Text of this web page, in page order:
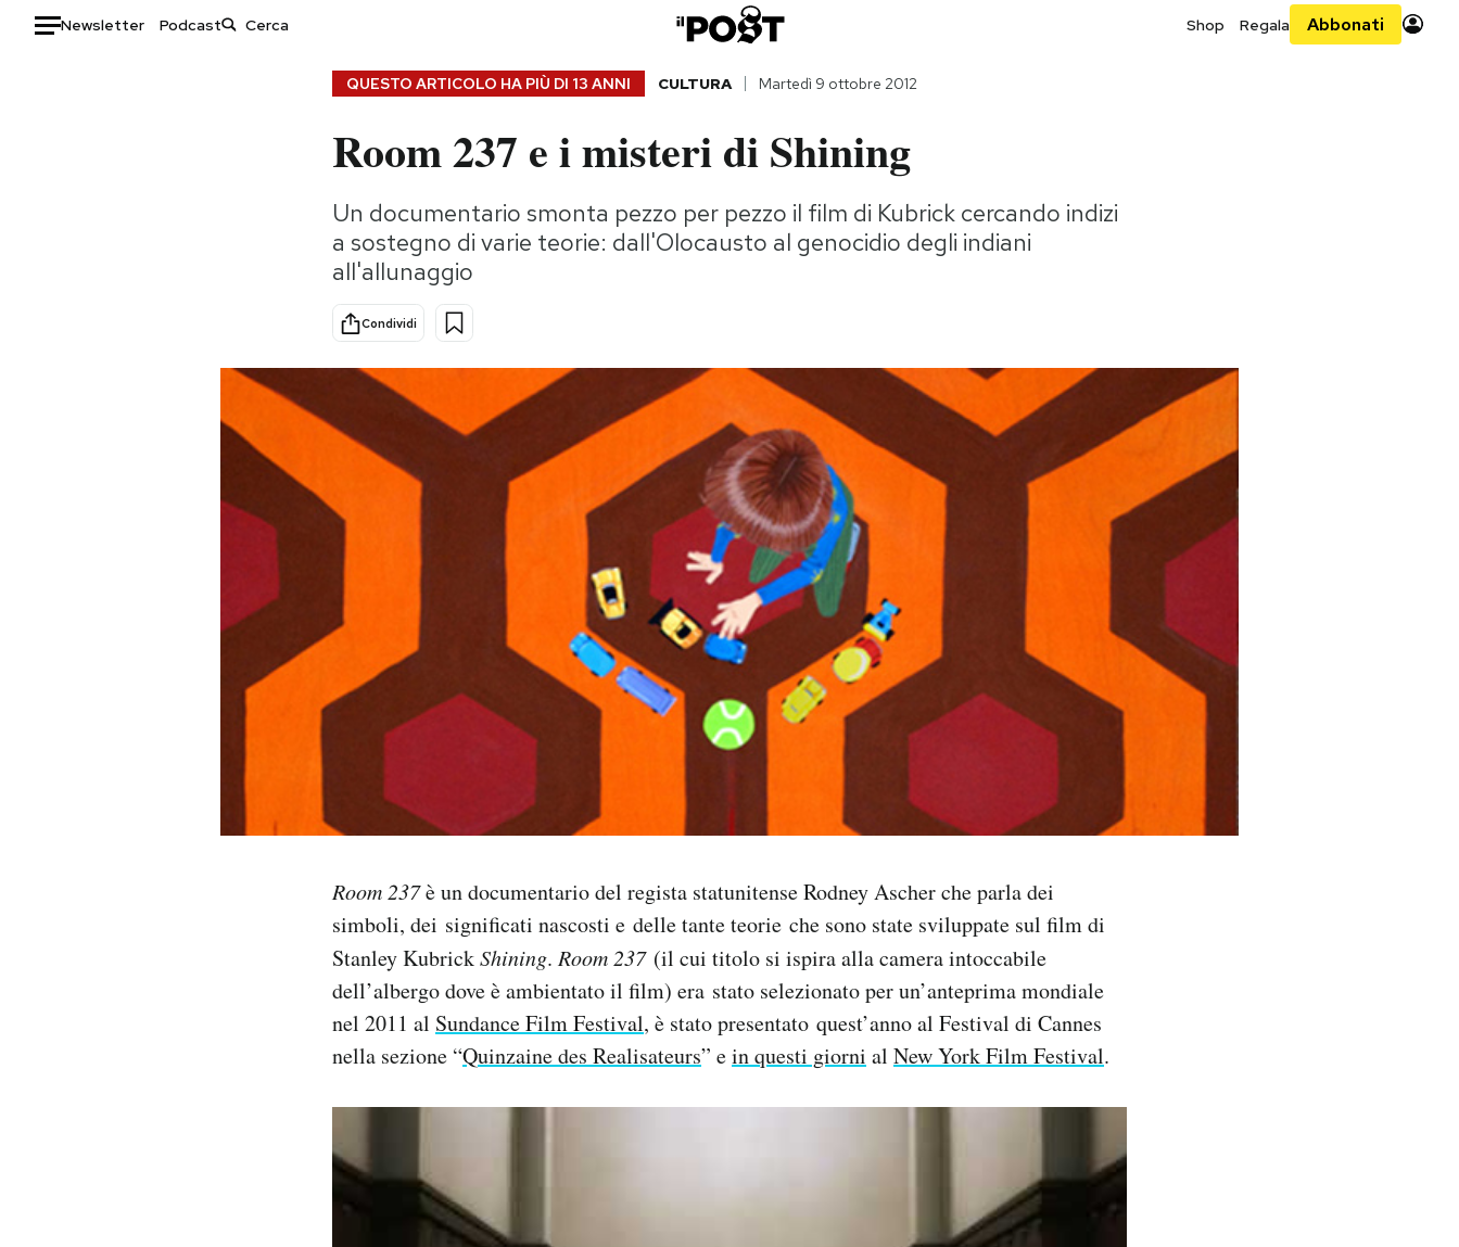
Newsletter Podcast Shop Regala Abbonati
Consumismi
Storie/Idee
Ok Boomer!
Europa
Altrecose
Mondiali calcio 2026
QUESTO ARTICOLO HA PIÙ DI 13 ANNI CULTURA Martedì 9 ottobre 2012
Room 237 e i misteri di Shining
Un documentario smonta pezzo per pezzo il film di Kubrick cercando indizi
a sostegno di varie teorie: dall'Olocausto al genocidio degli indiani
all'allunaggio
Condividi
Room 237è un documentario del regista statunitense Rodney Ascher che parla dei
simboli, dei significati nascosti e delle tante teorie che sono state sviluppate sul film di
Stanley KubrickShining. Room 237(il cui titolo si ispira alla camera intoccabile
dell’albergo dove è ambientato il film) era stato selezionato per un’anteprima mondiale
nel 2011 al Sundance Film Festival, è stato presentato quest’anno al Festival di Cannes
nella sezione “Quinzaine des Realisateurs” ein questi giorni al New York Film Festival.